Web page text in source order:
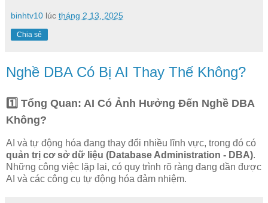
binhtv10 lúc tháng 2 13, 2025
Chia sẻ
Nghề DBA Có Bị AI Thay Thế Không?
1️⃣ Tổng Quan: AI Có Ảnh Hưởng Đến Nghề DBA
Không?
AI và tự động hóa đang thay đổi nhiều lĩnh vực, trong đó có
quản trị cơ sở dữ liệu (Database Administration - DBA).
Những công việc lặp lại, có quy trình rõ ràng đang dần được
AI và các công cụ tự động hóa đảm nhiệm.